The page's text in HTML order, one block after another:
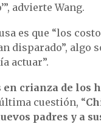
advierte Wang.
es que “los
disparado”, algo
actuar”.
crianza de los
cuestión, “
padres y a